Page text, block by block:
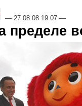
— 27.08.08 19:07 —
пределе